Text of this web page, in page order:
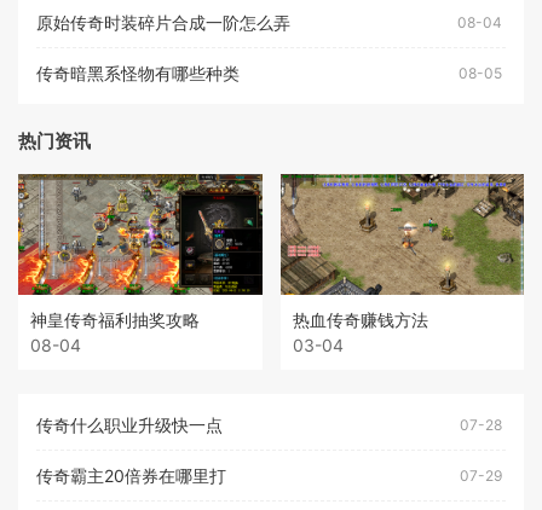
原始传奇时装碎片合成一阶怎么弄 08-04
传奇暗黑系怪物有哪些种类 08-05
热门资讯
神皇传奇福利抽奖攻略
08-04
热血传奇赚钱方法
03-04
传奇什么职业升级快一点 07-28
传奇霸主20倍券在哪里打 07-29